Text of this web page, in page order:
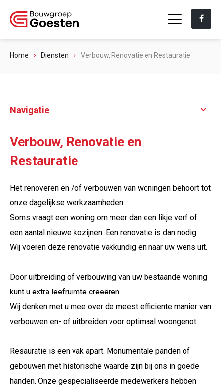
Home Diensten Verbouw, Renovatie en Restauratie
Navigatie
Verbouw, Renovatie en
Restauratie
Het renoveren en /of verbouwen van woningen behoort tot
onze dagelijkse werkzaamheden.
Soms vraagt een woning om meer dan een likje verf of
een aantal nieuwe kozijnen. Een renovatie is dan nodig.
Wij voeren deze renovatie vakkundig en naar uw wens uit.
Door uitbreiding of verbouwing van uw bestaande woning
kunt u extra leefruimte creeëren.
Wij denken met u mee over de meest efficiente manier van
verbouwen en- of uitbreiden voor optimaal woongenot.
Resauratie is een vak apart. Monumentale panden of
gebouwen met historische waarde zijn bij ons in goede
handen. Onze gespecialiseerde medewerkers hebben